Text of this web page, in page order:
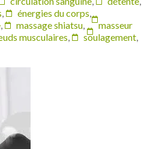
, énergies du corps,
, massage shiatsu,
masseur
musculaires, soulagement,